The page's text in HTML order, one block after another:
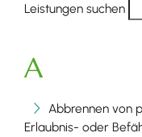
Leistungen suchen
A
Abbrennen von
Erlaubnis- oder